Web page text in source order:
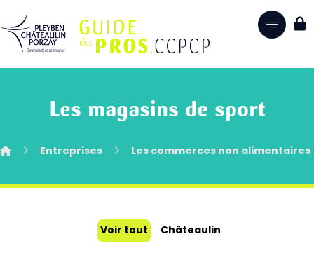
Les magasins de sport
Entreprises Les commerces non alimentaires
Voir tout Châteaulin